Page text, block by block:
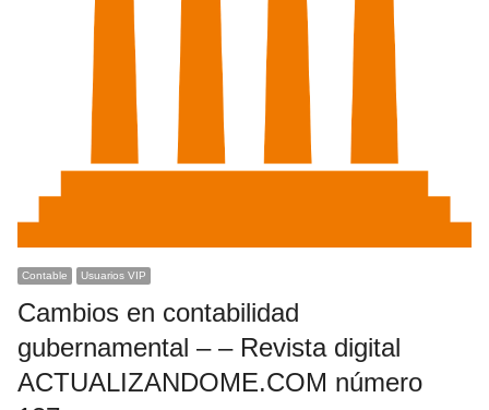
Contable Usuarios VIP
Cambios en contabilidad
gubernamental – – Revista digital
ACTUALIZANDOME.COM número